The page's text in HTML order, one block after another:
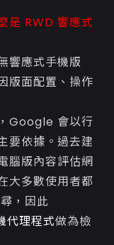
是 RWD 響應式
響應式手機版
版面配置、操作
Google 會以行
要依據。過去建
腦版內容評估網
大多數使用者都
，因此
代理程式做為檢